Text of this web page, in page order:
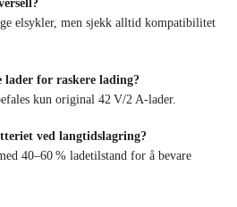
elsykler, men sjekk alltid kompatibilitet
for raskere lading?
kun original 42 V/2 A-lader.
ved langtidslagring?
40–60 % ladetilstand for å bevare